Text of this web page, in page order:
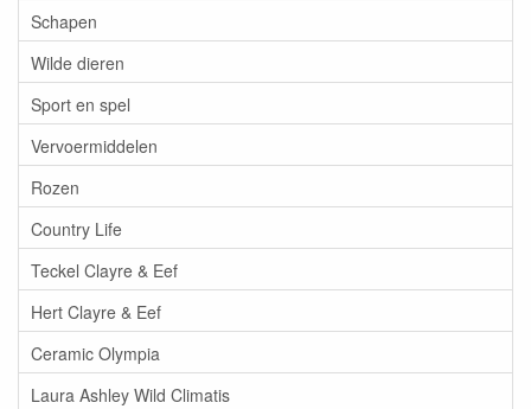
Schapen
Wilde dieren
Sport en spel
Vervoermiddelen
Rozen
Country Life
Teckel Clayre & Eef
Hert Clayre & Eef
Ceramic Olympia
Laura Ashley Wild Climatis